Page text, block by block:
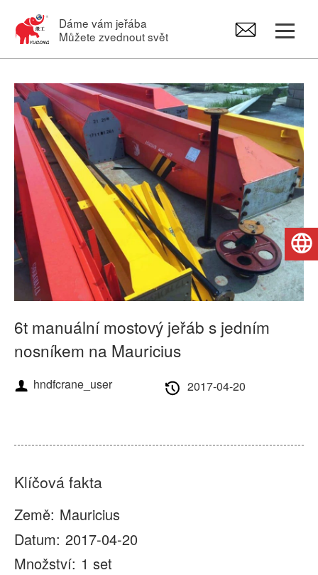
Dáme vám jeřába
Můžete zvednout svět
Portálový jeřáb
Mostový jeřáb
Otočné jeřáby
Elektrický kladkostroje
Náhradní díly pro jeřáby
O nás
Zprávy
Případ
Časté dotazy
6t manuální mostový jeřáb s jedním
nosníkem na Mauricius
hndfcrane_user 2017-04-20
Klíčová fakta
Země: Mauricius
Datum: 2017-04-20
Množství: 1 set
Čeština